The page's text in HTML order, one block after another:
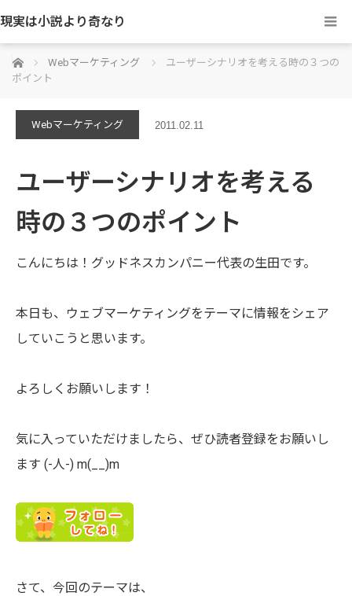
現実は小説より奇なり
ホーム Webマーケティング
ユーザーシナリオを考える時の３つの
ポイント
Webマーケティング 2011.02.11
ユーザーシナリオを考える
時の３つのポイント
こんにちは！グッドネスカンパニー代表の生田です。
本日も、ウェブマーケティングをテーマに情報をシェア
していこうと思います。
よろしくお願いします！
気に入っていただけましたら、ぜひ読者登録をお願いし
ます (-人-) m(__)m
さて、今回のテーマは、